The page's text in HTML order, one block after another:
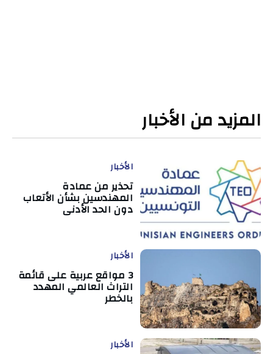
المزيد من الأخبار
الأخبار
تحذير من عمادة
المهندسين بشأن الأتعاب
دون الحد الأدنى
الأخبار
3 مواقع عربية على قائمة
التراث العالمي المهدد
بالخطر
الأخبار